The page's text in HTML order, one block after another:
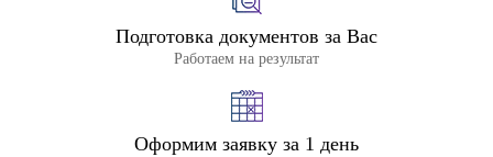
Подготовка документов за Вас
Работаем на результат
Оформим заявку за 1 день